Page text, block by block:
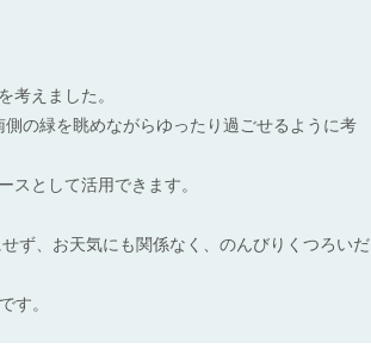
考えました。
の緑を眺めながらゆったり過ごせるように考
スとして活用できます。
ず、お天気にも関係なく、のんびりくつろいだ
す。